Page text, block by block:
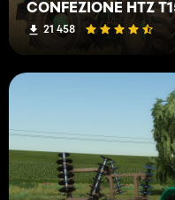
CONFEZIONE HTZ
21 458